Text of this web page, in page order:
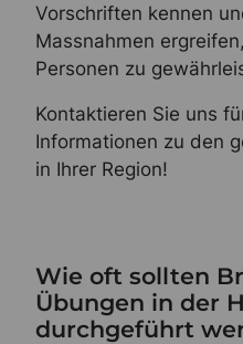
Vorschriften kennen
Massnahmen
Personen zu
Kontaktieren Sie uns
Informationen zu den
in Ihrer Region!
Wie oft sollten
Übungen in der
durchgeführt